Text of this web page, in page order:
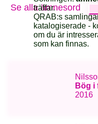
Se alla ämnesord
träffar.
QRAB:s
katalogiserade -
om du är
som kan finnas.
Bög i
2016